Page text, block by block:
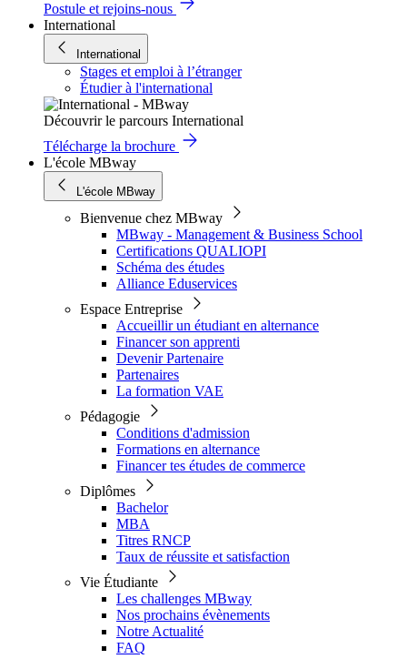
Postule et rejoins-nous
International
International
Stages et emploi à l’étranger
Étudier à l'international
Découvrir le parcours International
Télécharge la brochure
L'école MBway
L'école MBway
Bienvenue chez MBway
MBway - Management & Business School
Certifications QUALIOPI
Schéma des études
Alliance Eduservices
Espace Entreprise
Accueillir un étudiant en alternance
Financer son apprenti
Devenir Partenaire
Partenaires
La formation VAE
Pédagogie
Conditions d'admission
Formations en alternance
Financer tes études de commerce
Diplômes
Bachelor
MBA
Titres RNCP
Taux de réussite et satisfaction
Vie Étudiante
Les challenges MBway
Nos prochains évènements
Notre Actualité
FAQ